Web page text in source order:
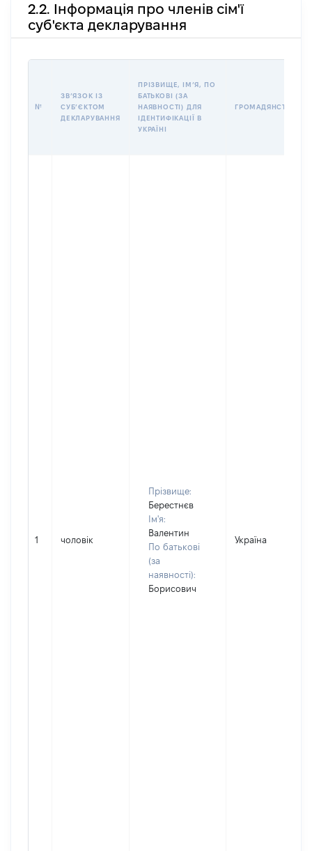
2.2. Інформація про членів сім'ї
суб'єкта декларування
№
ЗВʼЯЗОК ІЗ
СУБʼЄКТОМ
ДЕКЛАРУВАННЯ
ПРІЗВИЩЕ, ІМʼЯ, ПО
БАТЬКОВІ (ЗА
НАЯВНОСТІ) ДЛЯ
ІДЕНТИФІКАЦІЇ В
УКРАЇНІ
ГРОМАДЯНСТВО
1 чоловік
Прізвище:
Берестнєв
Ім'я:
Валентин
По батькові
(за
наявності):
Борисович
Україна